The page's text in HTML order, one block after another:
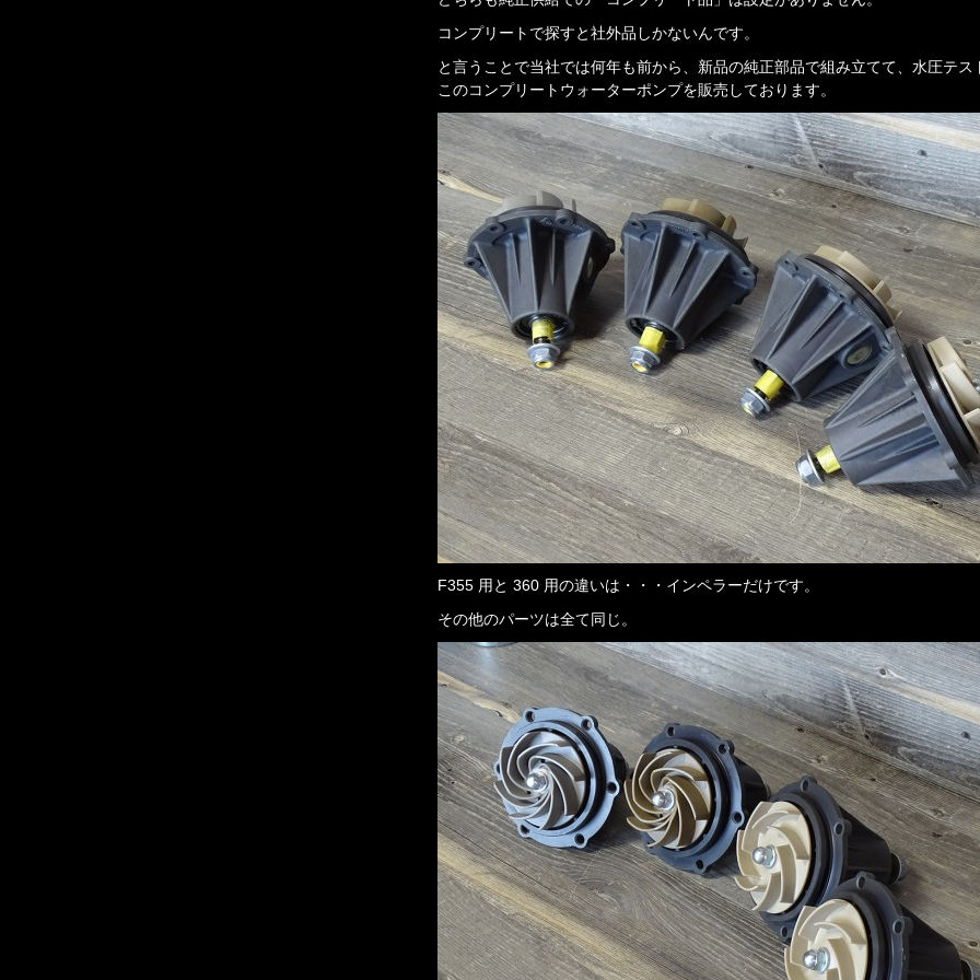
コンプリートで探すと社外品しかないんです。
と言うことで当社では何年も前から、新品の純正部品で組み立てて、水圧テス
このコンプリートウォーターポンプを販売しております。
F355 用と 360 用の違いは・・・インペラーだけです。
その他のパーツは全て同じ。